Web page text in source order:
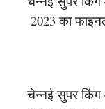
2023 का
चेन्नई सुपर